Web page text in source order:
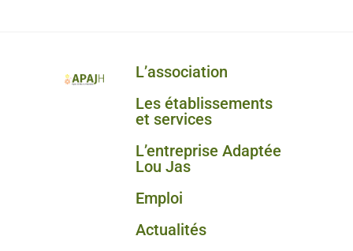
L’association
Les établissements
et services
L’entreprise Adaptée
Lou Jas
Emploi
Actualités